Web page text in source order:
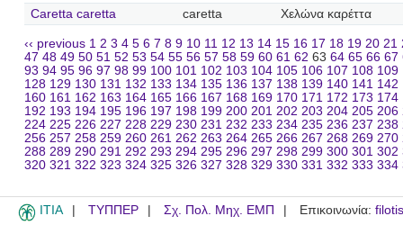
Caretta caretta
caretta Χελώνα καρέττα
‹‹ previous 1 2 3 4 5 6 7 8 9 10 11 12 13 14 15 16 17 18 19 20 21
47 48 49 50 51 52 53 54 55 56 57 58 59 60 61 62 63 64 65 66 67
93 94 95 96 97 98 99 100 101 102 103 104 105 106 107 108 109
128 129 130 131 132 133 134 135 136 137 138 139 140 141 142
160 161 162 163 164 165 166 167 168 169 170 171 172 173 174
192 193 194 195 196 197 198 199 200 201 202 203 204 205 206
224 225 226 227 228 229 230 231 232 233 234 235 236 237 238
256 257 258 259 260 261 262 263 264 265 266 267 268 269 270
288 289 290 291 292 293 294 295 296 297 298 299 300 301 302
320 321 322 323 324 325 326 327 328 329 330 331 332 333 334
ITIA ΤΥΠΠΕΡ Σχ. Πολ. Μηχ. ΕΜΠ Επικοινωνία: